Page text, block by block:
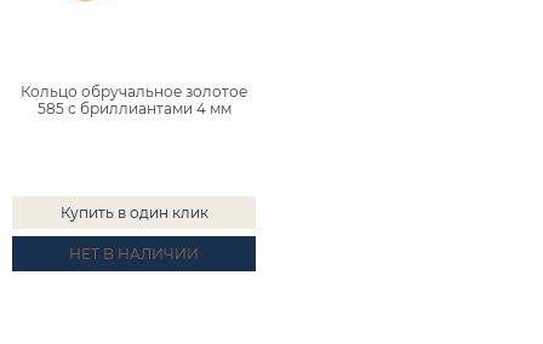
Кольцо обручальное золотое
585 с бриллиантами 4 мм
Купить в один клик
НЕТ В НАЛИЧИИ